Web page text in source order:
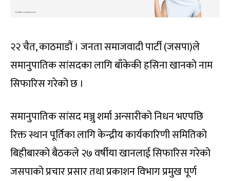
२२ चैत, काठमाडौं । जनता समाजवादी पार्टी (जसपा)ले
समानुपातिक सांसदका लागि बाँकेकी हसिना खानको नाम
सिफारिस गरेको छ ।
समानुपातिक सांसद मञ्जु शर्मा अन्सारीको निधन भएपछि
रिक्त स्थान पूर्तिका लागि केन्द्रीय कार्यकारिणी समितिको
बिहीबारको बैठकले २७ वर्षीया खानलाई सिफारिस गरेको
जसपाको प्रचार प्रसार तथा प्रकाशन विभाग प्रमुख पूर्ण